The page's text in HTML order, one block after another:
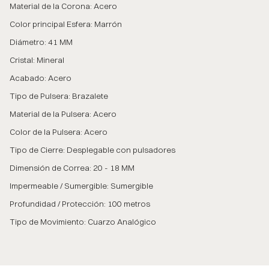
Material de la Corona: Acero
Color principal Esfera: Marrón
Diámetro: 41 MM
Cristal: Mineral
Acabado: Acero
Tipo de Pulsera: Brazalete
Material de la Pulsera: Acero
Color de la Pulsera: Acero
Tipo de Cierre: Desplegable con pulsadores
Dimensión de Correa: 20 - 18 MM
Impermeable / Sumergible: Sumergible
Profundidad / Protección: 100 metros
Tipo de Movimiento: Cuarzo Analógico